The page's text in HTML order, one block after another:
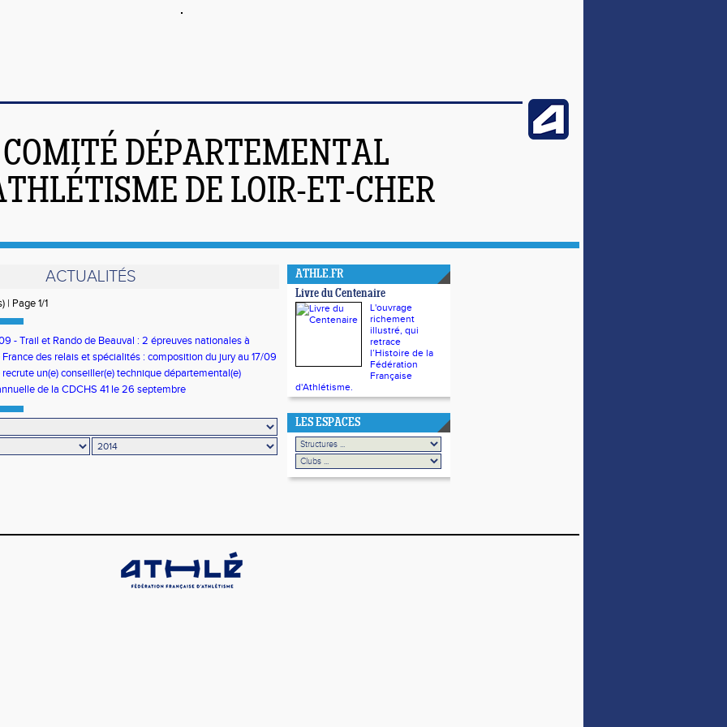
COMITÉ DÉPARTEMENTAL
DE LOIR-ET-CHER
ACTUALITÉS
| Page 1/1
- Trail et Rando de Beauval : 2 épreuves nationales à
des relais et spécialités : composition du jury au 17/09
un(e) conseiller(e) technique départemental(e)
de la CDCHS 41 le 26 septembre
ATHLE.FR
Livre du Centenaire
L'ouvrage
richement
illustré, qui
retrace
l’Histoire de la
Fédération
Française
d'Athlétisme.
LES ESPACES